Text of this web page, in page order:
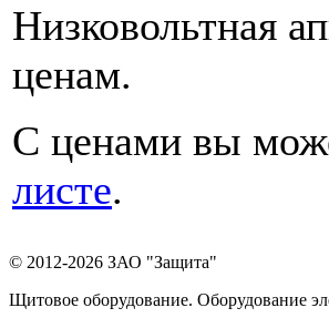
Низковольтная
ценам.
С ценами вы
листе.
© 2012-2026 ЗАО "Защита"
Щитовое оборудование. Оборудование